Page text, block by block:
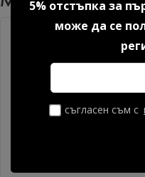
5% отстъпка за
може да се
съгласен съм с